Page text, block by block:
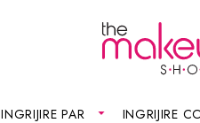
INGRIJIRE PAR INGRIJIRE